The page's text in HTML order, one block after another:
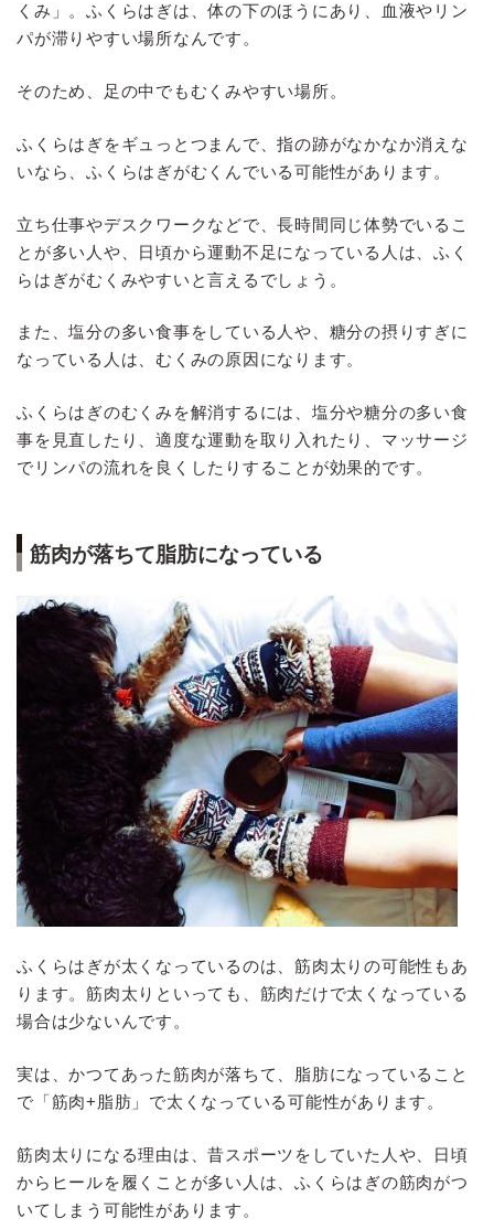
くみ」。ふくらはぎは、体の下のほうにあり、血液やリン
パが滞りやすい場所なんです。
そのため、足の中でもむくみやすい場所。
ふくらはぎをギュっとつまんで、指の跡がなかなか消えな
いなら、ふくらはぎがむくんでいる可能性があります。
立ち仕事やデスクワークなどで、長時間同じ体勢でいるこ
とが多い人や、日頃から運動不足になっている人は、ふく
らはぎがむくみやすいと言えるでしょう。
また、塩分の多い食事をしている人や、糖分の摂りすぎに
なっている人は、むくみの原因になります。
ふくらはぎのむくみを解消するには、塩分や糖分の多い食
事を見直したり、適度な運動を取り入れたり、マッサージ
でリンパの流れを良くしたりすることが効果的です。
筋肉が落ちて脂肪になっている
ふくらはぎが太くなっているのは、筋肉太りの可能性もあ
ります。筋肉太りといっても、筋肉だけで太くなっている
場合は少ないんです。
実は、かつてあった筋肉が落ちて、脂肪になっていること
で「筋肉+脂肪」で太くなっている可能性があります。
筋肉太りになる理由は、昔スポーツをしていた人や、日頃
からヒールを履くことが多い人は、ふくらはぎの筋肉がつ
いてしまう可能性があります。